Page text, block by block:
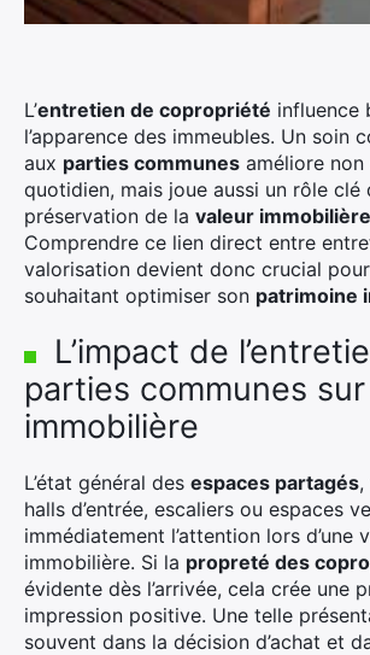
L’entretien de copropriété influence
l’apparence des immeubles. Un soin
aux parties communes améliore
quotidien, mais joue aussi un rôle clé
préservation de la valeur immobilière
Comprendre ce lien direct entre
valorisation devient donc crucial
souhaitant optimiser son patrimoine
L’impact de
parties communes
immobilière
L’état général des espaces partagés,
halls d’entrée, escaliers ou espaces
immédiatement l’attention lors d’une
immobilière. Si la propreté des
évidente dès l’arrivée, cela crée une
impression positive. Une telle
souvent dans la décision d’achat et